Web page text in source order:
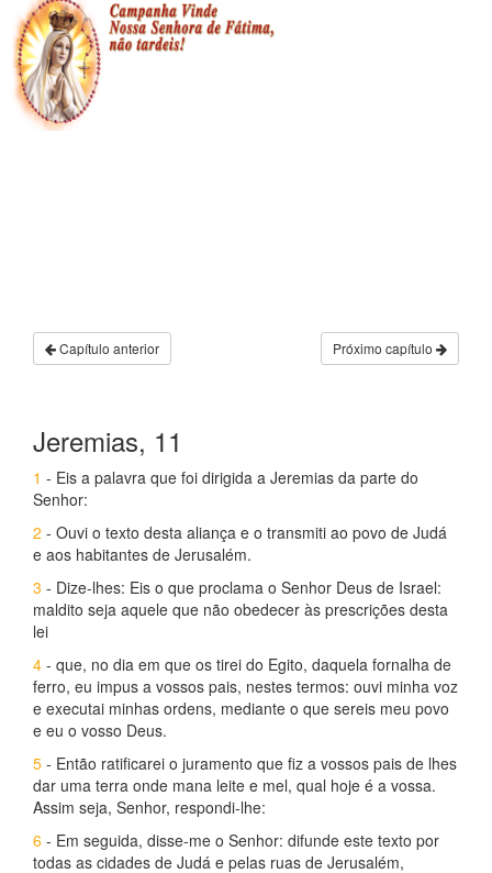
Capítulo anterior Próximo capítulo
Jeremias, 11
1 - Eis a palavra que foi dirigida a Jeremias da parte do
Senhor:
2 - Ouvi o texto desta aliança e o transmiti ao povo de Judá
e aos habitantes de Jerusalém.
3 - Dize-lhes: Eis o que proclama o Senhor Deus de Israel:
maldito seja aquele que não obedecer às prescrições desta
lei
4 - que, no dia em que os tirei do Egito, daquela fornalha de
ferro, eu impus a vossos pais, nestes termos: ouvi minha voz
e executai minhas ordens, mediante o que sereis meu povo
e eu o vosso Deus.
5 - Então ratificarei o juramento que fiz a vossos pais de lhes
dar uma terra onde mana leite e mel, qual hoje é a vossa.
Assim seja, Senhor, respondi-lhe:
6 - Em seguida, disse-me o Senhor: difunde este texto por
todas as cidades de Judá e pelas ruas de Jerusalém,